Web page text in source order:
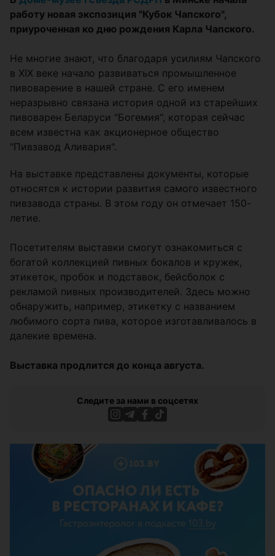
работу новая экспозиция "Кубок Чапского",
приуроченная ко дню рождения Карла Чапского.
Не многие знают, что благодаря усилиям Чапского
в XIX веке начало развиваться промышленное
пивоварение в нашей стране. С его именем
неразрывно связана история одной из старейших
пивоварен Беларуси "Богемия", которая сейчас
всем известна как акционерное общество
"Пивзавод Аливария".
На выставке представлены документы, которые
относятся к истории развития самого известного
пивзавода страны. В этом году он отмечает 150-
летие.
Посетителям выставки смогут ознакомиться с
богатой коллекцией пивных бокалов и кружек,
этикеток, пробок и подставок, бейсболок с
рекламой пивных производителей. Здесь можно
обнаружить, например, этикетку с названием
любимого сорта пива, которое изготавливалось в
далекие времена.
Выставка продлится до конца августа.
Следите за нами в соцсетях